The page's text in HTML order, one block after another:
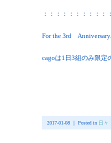
：：：：：：：：：
For the 3rd Anniversary.
cagoは1日3組のみ限定
2017-01-08 ｜ Posted in 日々